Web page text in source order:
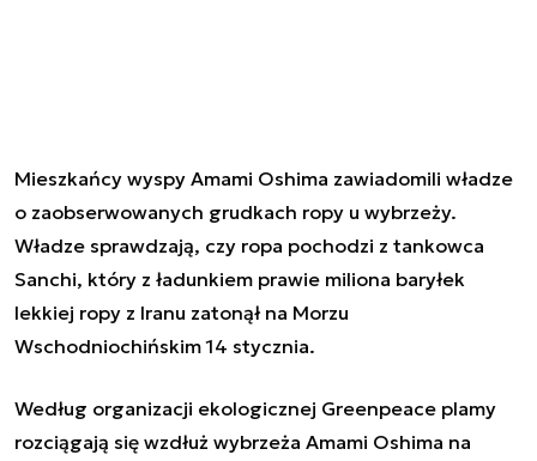
Mieszkańcy wyspy Amami Oshima zawiadomili władze
o zaobserwowanych grudkach ropy u wybrzeży.
Władze sprawdzają, czy ropa pochodzi z tankowca
Sanchi, który z ładunkiem prawie miliona baryłek
lekkiej ropy z Iranu zatonął na Morzu
Wschodniochińskim 14 stycznia.
Według organizacji ekologicznej Greenpeace plamy
rozciągają się wzdłuż wybrzeża Amami Oshima na